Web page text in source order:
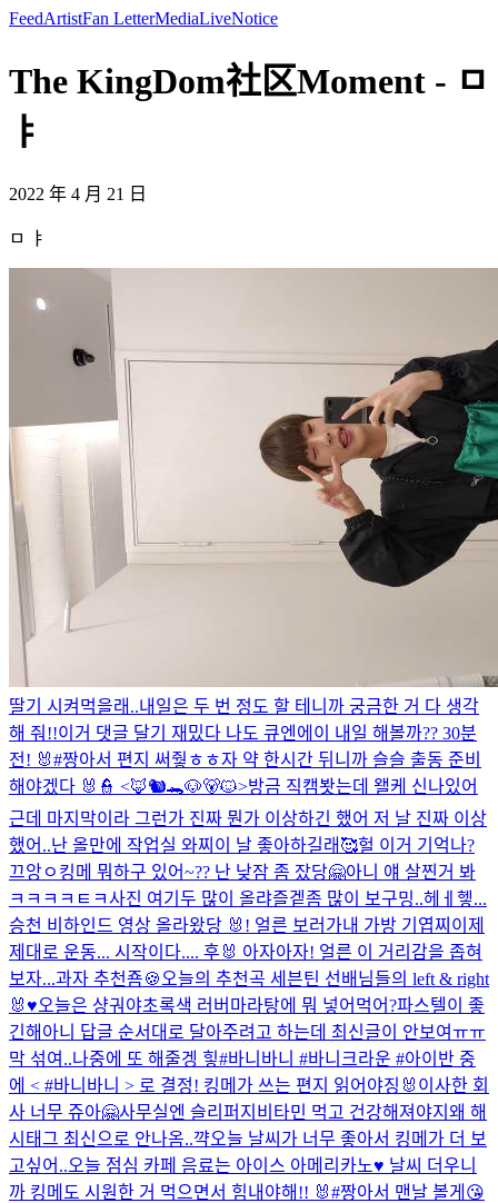
FeedArtistFan LetterMediaLiveNotice
The KingDom社区Moment - ㅁ
ㅑ
2022 年 4 月 21 日
ㅁ ㅑ
딸기 시켜먹을래..내일은 두 번 정도 할 테니까 궁금한 거 다 생각
해 줘!!이거 댓글 달기 재밌다 나도 큐엔에이 내일 해볼까?? 30분
전! 🐰#짱아서 편지 써줳ㅎㅎ자 약 한시간 뒤니까 슬슬 출동 준비
해야겠다 🐰👮 <🦊🐿️🐊🐶🐻🐱>방금 직캠봣는데 왤케 신나있어
근데 마지막이라 그런가 진짜 뭔가 이상하긴 했어 저 날 진짜 이상
했어..난 올만에 작업실 와찌 이 날 좋아하길래🥰헐 이거 기억나?
끄앙ㅇ 킹메 뭐하구 있어~?? 난 낮잠 좀 잤당🤗아니 얘 살찐거 봐
ㅋㅋㅋㅋㅌㅋ사진 여기두 많이 올랴즐겥좀 많이 보구밍..헤ㅔ헿...
승천 비하인드 영상 올라왔당 🐰! 얼른 보러가내 가방 기엽찌 이제
제대로 운동... 시작이다.... 후🐰 아자아자! 얼른 이 거리감을 좁혀
보자...과자 추천죰🍪 오늘의 추천곡 세븐틴 선배님들의 left & right
🐰♥️오늘은 샹궈야초록색 러버 마라탕에 뭐 넣어먹어?파스텔이 좋
긴해 아니 답글 순서대로 달아주려고 하는데 최신글이 안보여ㅠㅠ
막 섞여..나중에 또 해줄겡 힣#바니바니 #바니크라운 #아이반 중
에 < #바니바니 > 로 결정! 킹메가 쓰는 편지 읽어야징🐰 이사한 회
사 너무 쥬아🤗사무실엔 슬리퍼지 비타민 먹고 건강해져야지 왜 해
시태그 최신으로 안나옴..꺅오늘 날씨가 너무 좋아서 킹메가 더 보
고싶어..오늘 점심 카페 음료는 아이스 아메리카노♥️ 날씨 더우니
까 킹메도 시원한 거 먹으면서 힘내야해!! 🐰#짱아서 맨날 볼게😘